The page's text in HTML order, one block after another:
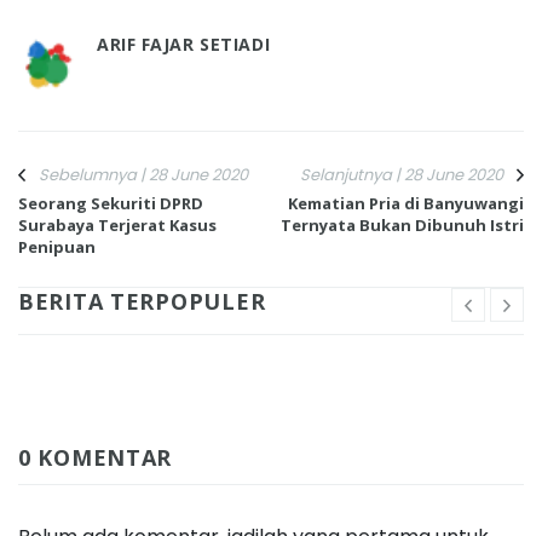
ARIF FAJAR SETIADI
Sebelumnya | 28 June 2020
Seorang Sekuriti DPRD
Surabaya Terjerat Kasus
Penipuan
Selanjutnya | 28 June 2020
Kematian Pria di Banyuwangi
Ternyata Bukan Dibunuh Istri
BERITA TERPOPULER
0 KOMENTAR